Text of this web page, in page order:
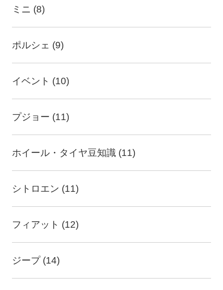
ミニ (8)
ポルシェ (9)
イベント (10)
プジョー (11)
ホイール・タイヤ豆知識 (11)
シトロエン (11)
フィアット (12)
ジープ (14)